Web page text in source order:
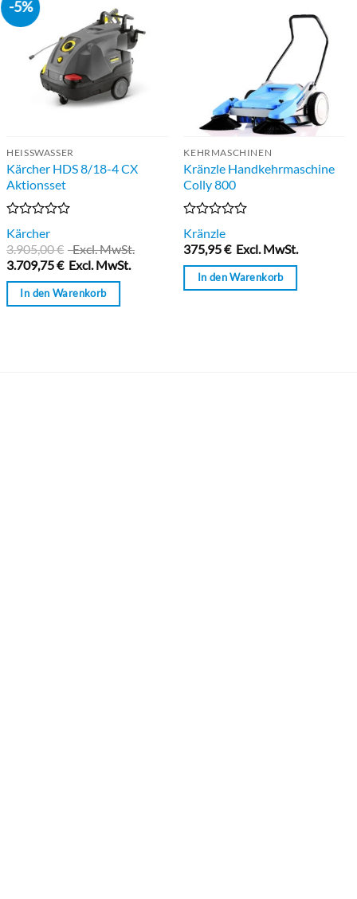
-5%
HEISSWASSER
Kärcher HDS 8/18-4 CX
Aktionsset
Bewertet
mit
0
von
5
Kärcher
3.905,00€ Excl. MwSt.
3.709,75€ Excl. MwSt.
In den Warenkorb
KEHRMASCHINEN
Kränzle Handkehrmaschine
Colly 800
Bewertet
mit
0
von
Kränzle
375,95€ Excl. MwSt.
In den Warenkorb